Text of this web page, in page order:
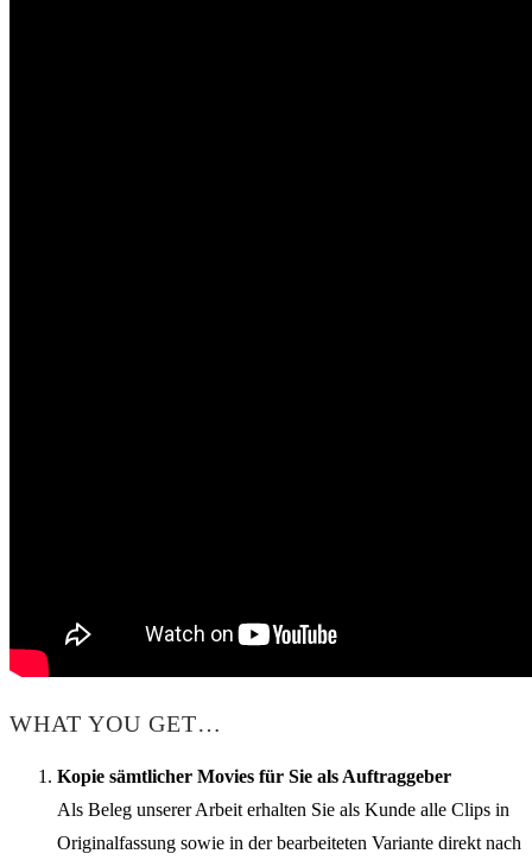
WHAT YOU GET…
Kopie sämtlicher Movies für Sie als Auftraggeber
Als Beleg unserer Arbeit erhalten Sie als Kunde alle Clips in
Originalfassung sowie in der bearbeiteten Variante direkt nach